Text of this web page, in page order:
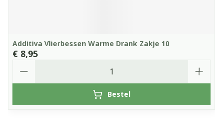
Additiva Vlierbessen Warme Drank Zakje 10
€ 8,95
Bestel